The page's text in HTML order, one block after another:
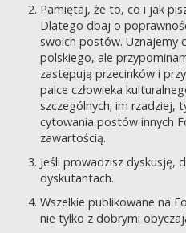
Pamiętaj, że to, co i jak
Dlatego dbaj o
swoich postów. Uznajemy
polskiego, ale
zastępują przecinków i
palce człowieka
szczególnych; im rzadziej,
cytowania postów innych
zawartością.
Jeśli prowadzisz dyskusję,
dyskutantach.
Wszelkie publikowane na
nie tylko z dobrymi